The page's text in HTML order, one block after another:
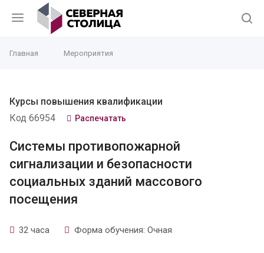
Главная Мероприятия
Курсы повышения квалификации
Код 66954
Распечатать
Системы противопожарной
сигнализации и безопасности
социальных зданий массового
посещения
32 часа Форма обучения: Очная